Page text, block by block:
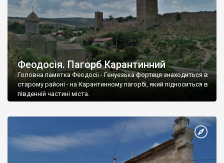
Феодосія. Пагорб Карантинний
Головна памятка Феодосії - Генуезька фортеця знаходиться в
старому районі - на Карантинному пагорбі, який підноситься в
південній частині міста.